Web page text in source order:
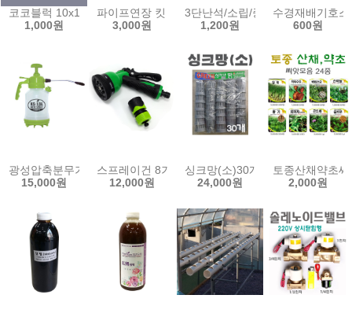
코코블럭 10x10x7.5cm 압축코코피트 COCO블럭 수경재배 양액 배지
1,000원
파이프연장 킷 (28Ø용) 메탈조인트 행거 파이프 연
3,000원
3단난석/소립/중립/대립/휴가토난
1,200원
수경재배기호
600원
광성압축분무기 1.5L 안개 분무 미스트 엽면시비 소독 살균 농약살포
15,000원
스프레이건 8기능 분사건 세차 호스 정원 물 분무기
12,000원
싱크망(소)30개/걸음망/싱크대망
24,000원
토종산채약초
2,000원